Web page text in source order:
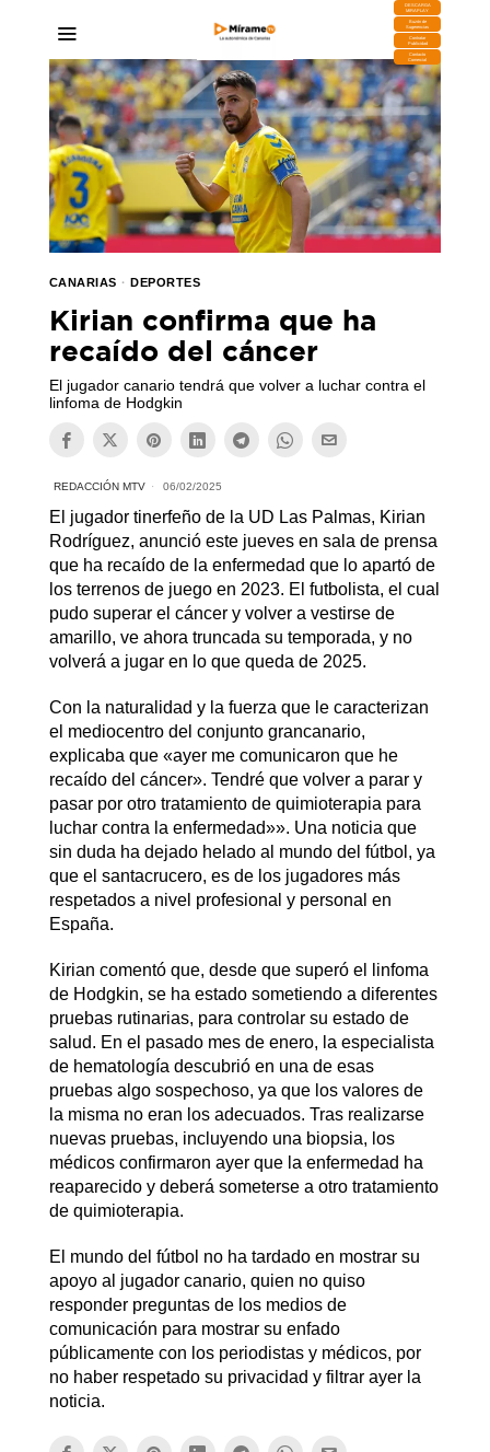
DESCARGA
MIRAPLAY
Buzón de
Sugerencias
Contratar
Publicidad
Contacto
Comercial
CANARIAS · DEPORTES
Kirian confirma que ha
recaído del cáncer
El jugador canario tendrá que volver a luchar contra el
linfoma de Hodgkin
REDACCIÓN MTV 06/02/2025
El jugador tinerfeño de la UD Las Palmas, Kirian
Rodríguez, anunció este jueves en sala de prensa
que ha recaído de la enfermedad que lo apartó de
los terrenos de juego en 2023. El futbolista, el cual
pudo superar el cáncer y volver a vestirse de
amarillo, ve ahora truncada su temporada, y no
volverá a jugar en lo que queda de 2025.
Con la naturalidad y la fuerza que le caracterizan
el mediocentro del conjunto grancanario,
explicaba que «ayer me comunicaron que he
recaído del cáncer». Tendré que volver a parar y
pasar por otro tratamiento de quimioterapia para
luchar contra la enfermedad»». Una noticia que
sin duda ha dejado helado al mundo del fútbol, ya
que el santacrucero, es de los jugadores más
respetados a nivel profesional y personal en
España.
Kirian comentó que, desde que superó el linfoma
de Hodgkin, se ha estado sometiendo a diferentes
pruebas rutinarias, para controlar su estado de
salud. En el pasado mes de enero, la especialista
de hematología descubrió en una de esas
pruebas algo sospechoso, ya que los valores de
la misma no eran los adecuados. Tras realizarse
nuevas pruebas, incluyendo una biopsia, los
médicos confirmaron ayer que la enfermedad ha
reaparecido y deberá someterse a otro tratamiento
de quimioterapia.
El mundo del fútbol no ha tardado en mostrar su
apoyo al jugador canario, quien no quiso
responder preguntas de los medios de
comunicación para mostrar su enfado
públicamente con los periodistas y médicos, por
no haber respetado su privacidad y filtrar ayer la
noticia.